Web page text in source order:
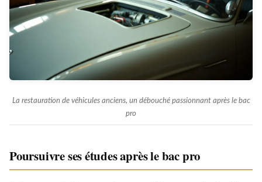
La restauration de véhicules anciens, un débouché passionnant après le bac
pro
Poursuivre ses études après le bac pro